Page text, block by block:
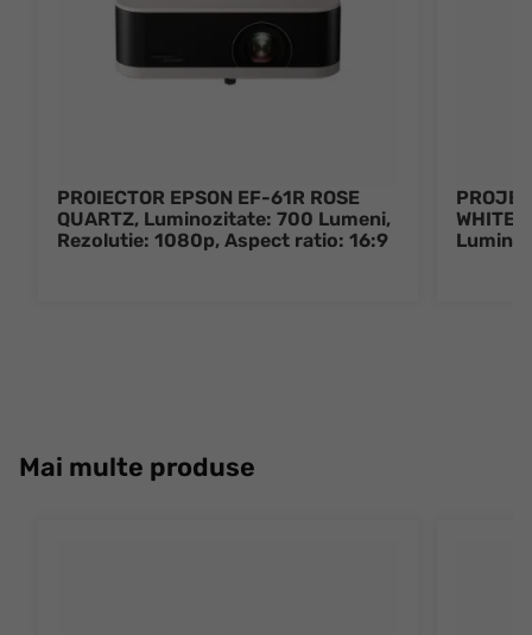
PROIECTOR EPSON EF-61R ROSE
QUARTZ, Luminozitate: 700 Lumeni,
Rezolutie: 1080p, Aspect ratio: 16:9
WHITE,
Mai multe produse